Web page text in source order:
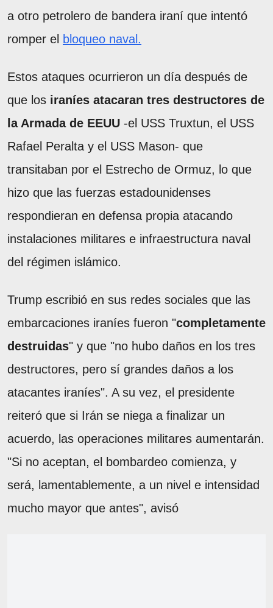
a otro petrolero de bandera iraní que intentó
romper el bloqueo naval.
Estos ataques ocurrieron un día después de
que los iraníes atacaran tres destructores de
la Armada de EEUU -el USS Truxtun, el USS
Rafael Peralta y el USS Mason- que
transitaban por el Estrecho de Ormuz, lo que
hizo que las fuerzas estadounidenses
respondieran en defensa propia atacando
instalaciones militares e infraestructura naval
del régimen islámico.
Trump escribió en sus redes sociales que las
embarcaciones iraníes fueron "completamente
destruidas" y que "no hubo daños en los tres
destructores, pero sí grandes daños a los
atacantes iraníes". A su vez, el presidente
reiteró que si Irán se niega a finalizar un
acuerdo, las operaciones militares aumentarán.
"Si no aceptan, el bombardeo comienza, y
será, lamentablemente, a un nivel e intensidad
mucho mayor que antes", avisó